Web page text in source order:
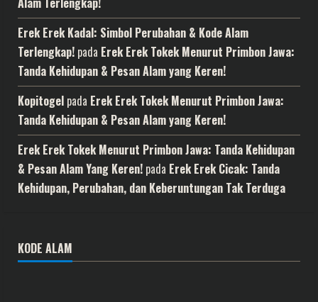
Erek Erek Kadal: Simbol Perubahan & Kode Alam
Terlengkap! pada Erek Erek Tokek Menurut Primbon Jawa:
Tanda Kehidupan & Pesan Alam yang Keren!
Kopitogel pada Erek Erek Tokek Menurut Primbon Jawa:
Tanda Kehidupan & Pesan Alam yang Keren!
Erek Erek Tokek Menurut Primbon Jawa: Tanda Kehidupan
& Pesan Alam Yang Keren! pada Erek Erek Cicak: Tanda
Kehidupan, Perubahan, dan Keberuntungan Tak Terduga
KODE ALAM